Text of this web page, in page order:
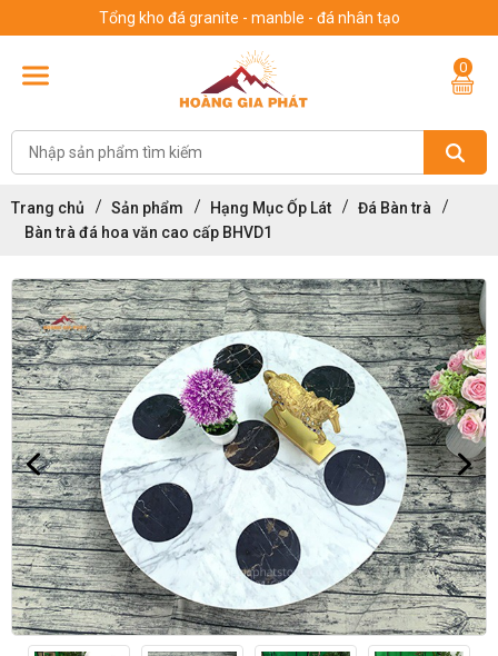
Tổng kho đá granite - manble - đá nhân tạo
0
Trang chủ Sản phẩm Hạng Mục Ốp Lát
Đá Bàn trà
Bàn trà đá hoa văn cao cấp BHVD1